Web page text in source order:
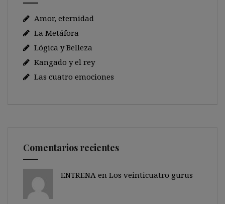
Amor, eternidad
La Metáfora
Lógica y Belleza
Kangado y el rey
Las cuatro emociones
Comentarios recientes
ENTRENA en Los veinticuatro gurus